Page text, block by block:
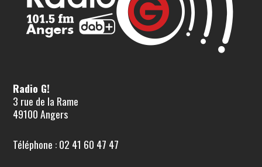
Radio G!
3 rue de la Rame
49100 Angers
Téléphone : 02 41 60 47 47